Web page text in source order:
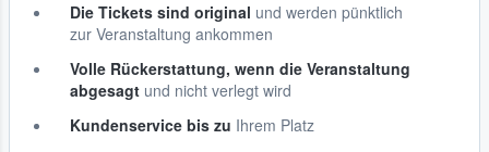
Die Tickets sind original und werden pünktlich
zur Veranstaltung ankommen
Volle Rückerstattung, wenn die Veranstaltung
abgesagt und nicht verlegt wird
Kundenservice bis zu Ihrem Platz